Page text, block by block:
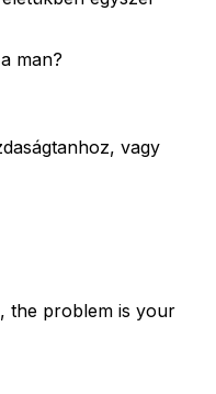
man?
vagy
the problem is your